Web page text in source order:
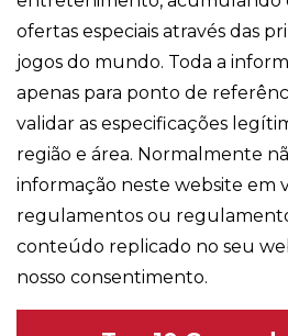
ofertas especiais através das
jogos do mundo. Toda a
apenas para ponto de
validar as especificações
região e área. Normalmente
informação neste website em
regulamentos ou
conteúdo replicado no seu
nosso consentimento.